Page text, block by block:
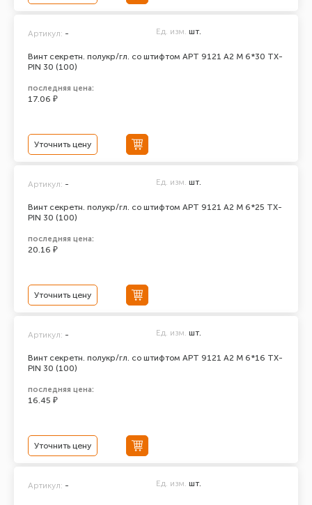
Винт секретн. полукр/гл. со штифтом АРТ 9121 А2 M 6*30 TX-
PIN 30 (100)
Артикул: - Ед. изм. шт.
последняя цена:
17.06 ₽
Уточнить цену
Винт секретн. полукр/гл. со штифтом АРТ 9121 А2 M 6*25 TX-
PIN 30 (100)
Артикул: - Ед. изм. шт.
последняя цена:
20.16 ₽
Уточнить цену
Винт секретн. полукр/гл. со штифтом АРТ 9121 А2 M 6*16 TX-
PIN 30 (100)
Артикул: - Ед. изм. шт.
последняя цена:
16.45 ₽
Уточнить цену
Артикул: - Ед. изм. шт.